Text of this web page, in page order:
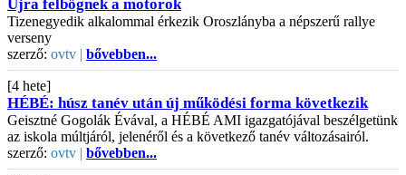
Újra felbőgnek a motorok
Tizenegyedik alkalommal érkezik Oroszlányba a népszerű rallye
verseny
szerző: ovtv | bővebben...
[4 hete]
HÉBÉ: húsz tanév után új működési forma következik
Geisztné Gogolák Évával, a HÉBÉ AMI igazgatójával beszélgetünk
az iskola múltjáról, jelenéről és a következő tanév változásairól.
szerző: ovtv | bővebben...